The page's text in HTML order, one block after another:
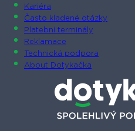
Kariéra
Často kladené otázky
Platební terminály
Reklamace
Technická podpora
About Dotykačka